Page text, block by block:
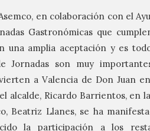
en colaboración con el
Gastronómicas que
una amplia aceptación y es
Jornadas son muy
a Valencia de Don Juan
alcalde, Ricardo Barrientos, en
Beatriz Llanes, se ha
la participación a los